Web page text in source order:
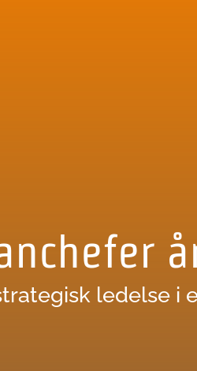
ledelse i